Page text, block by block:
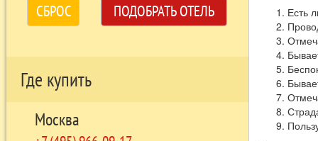
СБРОС ПОДОБРАТЬ ОТЕЛЬ
Где купить
Москва
Есть